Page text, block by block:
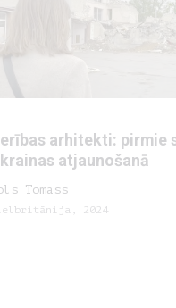
arhitekti: pirmie
atjaunošanā
Tomass
2024